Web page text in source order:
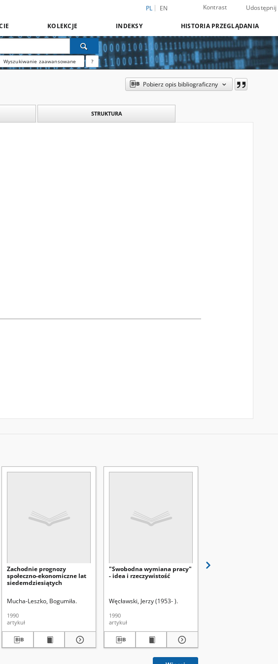
PL EN Kontrast Udostępnij
KOLEKCJE INDEKSY HISTORIA PRZEGLĄDANIA
Wyszukiwanie zaawansowane ?
Pobierz opis bibliograficzny
STRUKTURA
Zachodnie prognozy
społeczno-ekonomiczne lat
siedemdziesiątych
Mucha-Leszko, Bogumiła.
1990
artykuł
"Swobodna wymiana pracy"
- idea i rzeczywistość
Węcławski, Jerzy (1953- ).
1990
artykuł